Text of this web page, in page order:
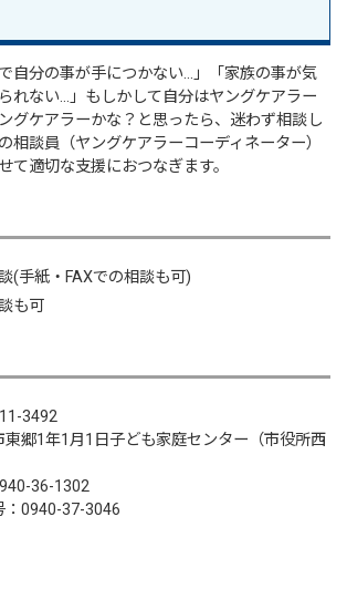
自分の事が手につかない…」「家族の事が気
れない…」もしかして自分はヤングケアラー
グケアラーかな？と思ったら、迷わず相談し
相談員（ヤングケアラーコーディネーター）
て適切な支援におつなぎます。
(手紙・FAXでの相談も可)
も可
3492
東郷1年1月1日子ども家庭センター（市役所西
36-1302
：0940-37-3046